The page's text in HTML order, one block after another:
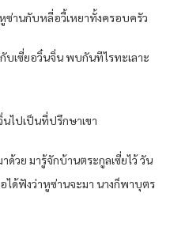
ซ่านกับหลี่อวี้เหยาทั้งครอบครัว
บเซี่ยอวิ๋นจิ่น พบกันทีไรทะเลาะ
นไปเป็นที่ปรึกษาเขา
วย มารู้จักบ้านตระกูลเซี่ยไว้ วัน
ได้ฟังว่าหูซ่านจะมา นางก็พาบุตร